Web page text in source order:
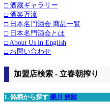
□ 酒蔵ギャラリー
□ 酒楽万流
□ 日本名門酒会 商品一覧
□ 日本名門酒会とは
□ About Us in English
□ お問い合わせ
加盟店検索 - 立春朝搾り
1. 銘柄から探す 榮川 解除